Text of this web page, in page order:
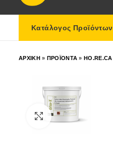
Κατάλογος Προϊόντων
ΑΡΧΙΚΗ» ΠΡΟΪΟΝΤΑ »HO.RE.CA
Click to enlarge